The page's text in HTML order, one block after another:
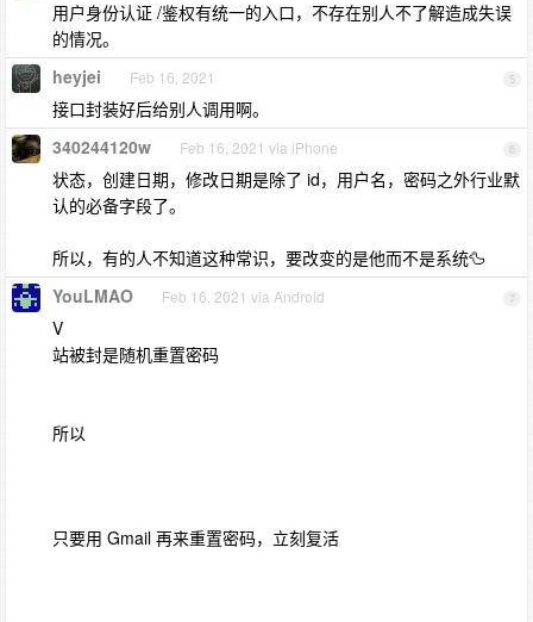
用户身份认证 /鉴权有统一的入口，不存在别人不了解造成失误
的情况。
5
heyjei Feb 16, 2021
接口封装好后给别人调用啊。
6
340244120w Feb 16, 2021 via iPhone
状态，创建日期，修改日期是除了 id，用户名，密码之外行业默
认的必备字段了。
所以，有的人不知道这种常识，要改变的是他而不是系统🦆
7
YouLMAO Feb 16, 2021 via Android
V
站被封是随机重置密码
所以
只要用 Gmail 再来重置密码，立刻复活